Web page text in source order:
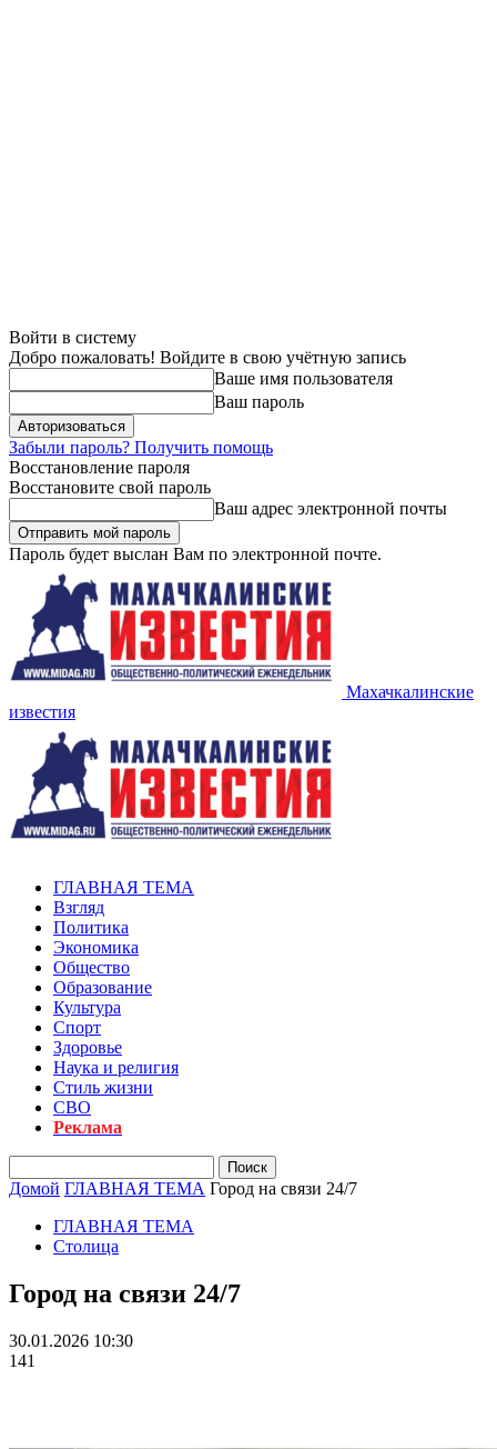
Войти в систему
Добро пожаловать! Войдите в свою учётную запись
Ваше имя пользователя
Ваш пароль
Забыли пароль? Получить помощь
Восстановление пароля
Восстановите свой пароль
Ваш адрес электронной почты
Пароль будет выслан Вам по электронной почте.
Махачкалинские
известия
ГЛАВНАЯ ТЕМА
Взгляд
Политика
Экономика
Общество
Образование
Культура
Спорт
Здоровье
Наука и религия
Стиль жизни
СВО
Реклама
Домой ГЛАВНАЯ ТЕМА Город на связи 24/7
ГЛАВНАЯ ТЕМА
Столица
Город на связи 24/7
30.01.2026 10:30
141